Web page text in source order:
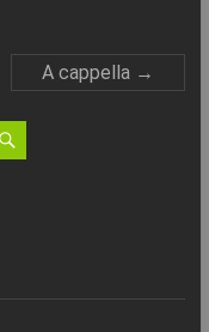
A cappella →